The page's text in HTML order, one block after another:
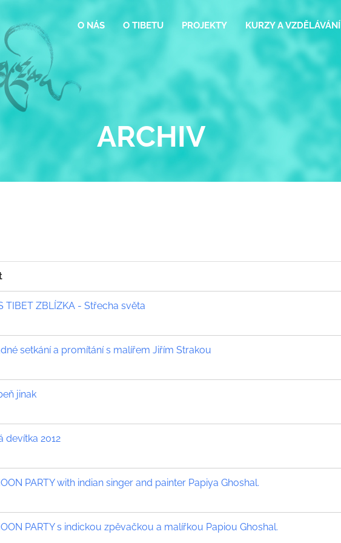
O NÁS O TIBETU PROJEKTY KURZY A VZDĚLÁVÁNÍ
ARCHIV
TIBET ZBLÍZKA - Střecha světa
setkání a promítání s malířem Jiřím Strakou
jinak
devítka 2012
PARTY with indian singer and painter Papiya Ghoshal.
PARTY s indickou zpěvačkou a malířkou Papiou Ghoshal.